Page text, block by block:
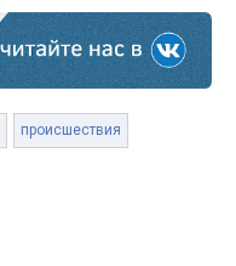
происшествия